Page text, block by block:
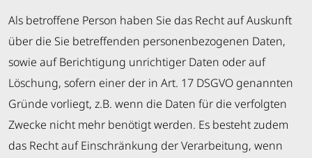
Als betroffene Person haben Sie das Recht auf Auskunft
über die Sie betreffenden personenbezogenen Daten,
sowie auf Berichtigung unrichtiger Daten oder auf
Löschung, sofern einer der in Art. 17 DSGVO genannten
Gründe vorliegt, z.B. wenn die Daten für die verfolgten
Zwecke nicht mehr benötigt werden. Es besteht zudem
das Recht auf Einschränkung der Verarbeitung, wenn